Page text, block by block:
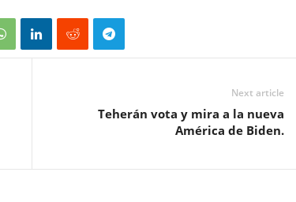
Next article
Teherán vota y mira a la nueva
América de Biden.